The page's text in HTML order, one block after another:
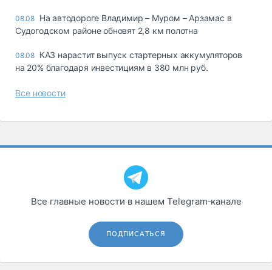
08.08 На автодороге Владимир – Муром – Арзамас в
Судогодском районе обновят 2,8 км полотна
08.08 КАЗ нарастит выпуск стартерных аккумуляторов
на 20% благодаря инвестициям в 380 млн руб.
Все новости
Все главные новости в нашем Telegram‑канале
ПОДПИСАТЬСЯ